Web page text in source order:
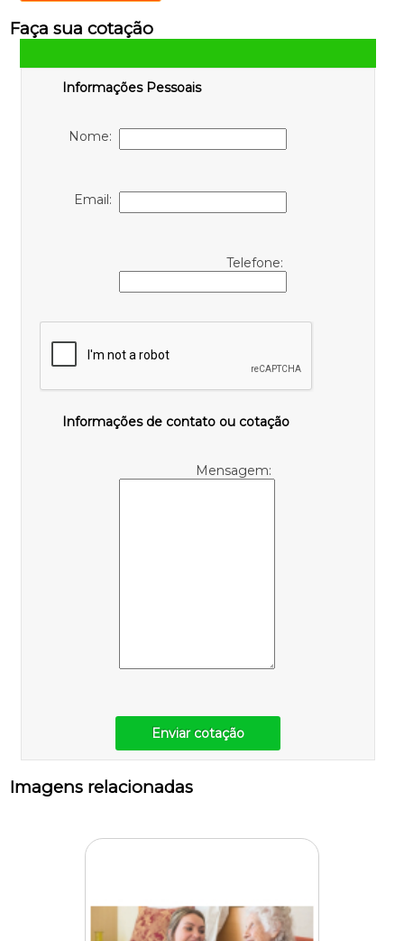
Faça sua cotação
Informações Pessoais
Nome:
Email:
Telefone:
Informações de contato ou cotação
Mensagem:
Enviar cotação
Imagens relacionadas